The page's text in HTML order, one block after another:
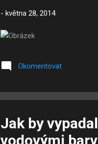
- května 28, 2014
Okomentovat
Jak by
vodovými